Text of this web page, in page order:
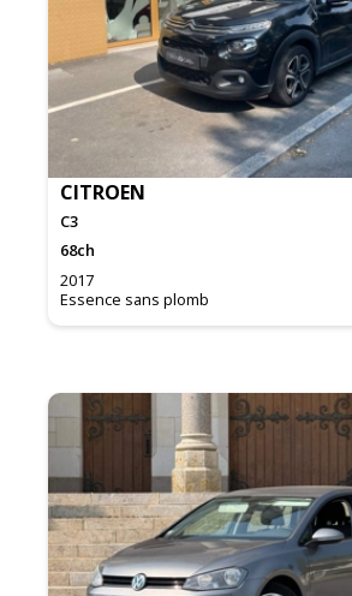
CITROEN
C3
68ch
2017
Essence sans plomb